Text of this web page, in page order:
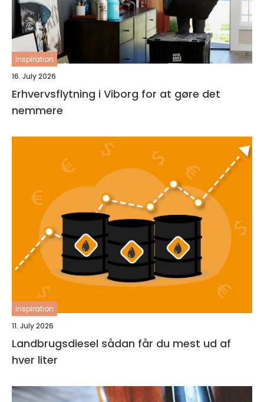
inspiration
16. July 2026
Erhvervsflytning i Viborg for at gøre det
nemmere
inspiration
11. July 2026
Landbrugsdiesel sådan får du mest ud af
hver liter